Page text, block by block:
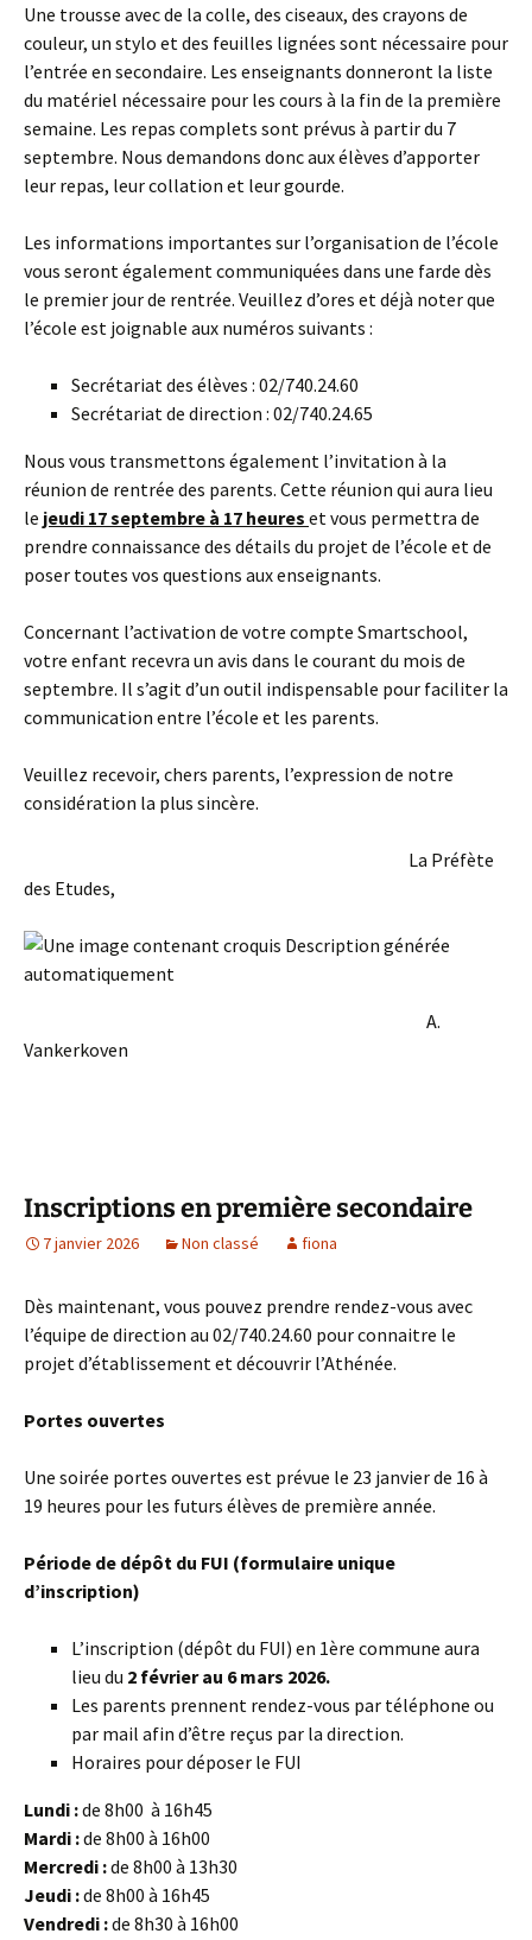
Une trousse avec de la colle, des ciseaux, des crayons de
couleur, un stylo et des feuilles lignées sont nécessaire pour
l’entrée en secondaire. Les enseignants donneront la liste
du matériel nécessaire pour les cours à la fin de la première
semaine. Les repas complets sont prévus à partir du 7
septembre. Nous demandons donc aux élèves d’apporter
leur repas, leur collation et leur gourde.
Les informations importantes sur l’organisation de l’école
vous seront également communiquées dans une farde dès
le premier jour de rentrée. Veuillez d’ores et déjà noter que
l’école est joignable aux numéros suivants :
Secrétariat des élèves : 02/740.24.60
Secrétariat de direction : 02/740.24.65
Nous vous transmettons également l’invitation à la
réunion de rentrée des parents. Cette réunion qui aura lieu
le jeudi 17 septembre à 17 heures et vous permettra de
prendre connaissance des détails du projet de l’école et de
poser toutes vos questions aux enseignants.
Concernant l’activation de votre compte Smartschool,
votre enfant recevra un avis dans le courant du mois de
septembre. Il s’agit d’un outil indispensable pour faciliter la
communication entre l’école et les parents.
Veuillez recevoir, chers parents, l’expression de notre
considération la plus sincère.
La Préfète
des Etudes,
A.
Vankerkoven
Inscriptions en première secondaire
7 janvier 2026 Non classé fiona
Dès maintenant, vous pouvez prendre rendez-vous avec
l’équipe de direction au 02/740.24.60 pour connaitre le
projet d’établissement et découvrir l’Athénée.
Portes ouvertes
Une soirée portes ouvertes est prévue le 23 janvier de 16 à
19 heures pour les futurs élèves de première année.
Période de dépôt du FUI (formulaire unique
d’inscription)
L’inscription (dépôt du FUI) en 1ère commune aura
lieu du 2 février au 6 mars 2026.
Les parents prennent rendez-vous par téléphone ou
par mail afin d’être reçus par la direction.
Horaires pour déposer le FUI
Lundi :de 8h00 à 16h45
Mardi :de 8h00 à 16h00
Mercredi :de 8h00 à 13h30
Jeudi :de 8h00 à 16h45
Vendredi :de 8h30 à 16h00